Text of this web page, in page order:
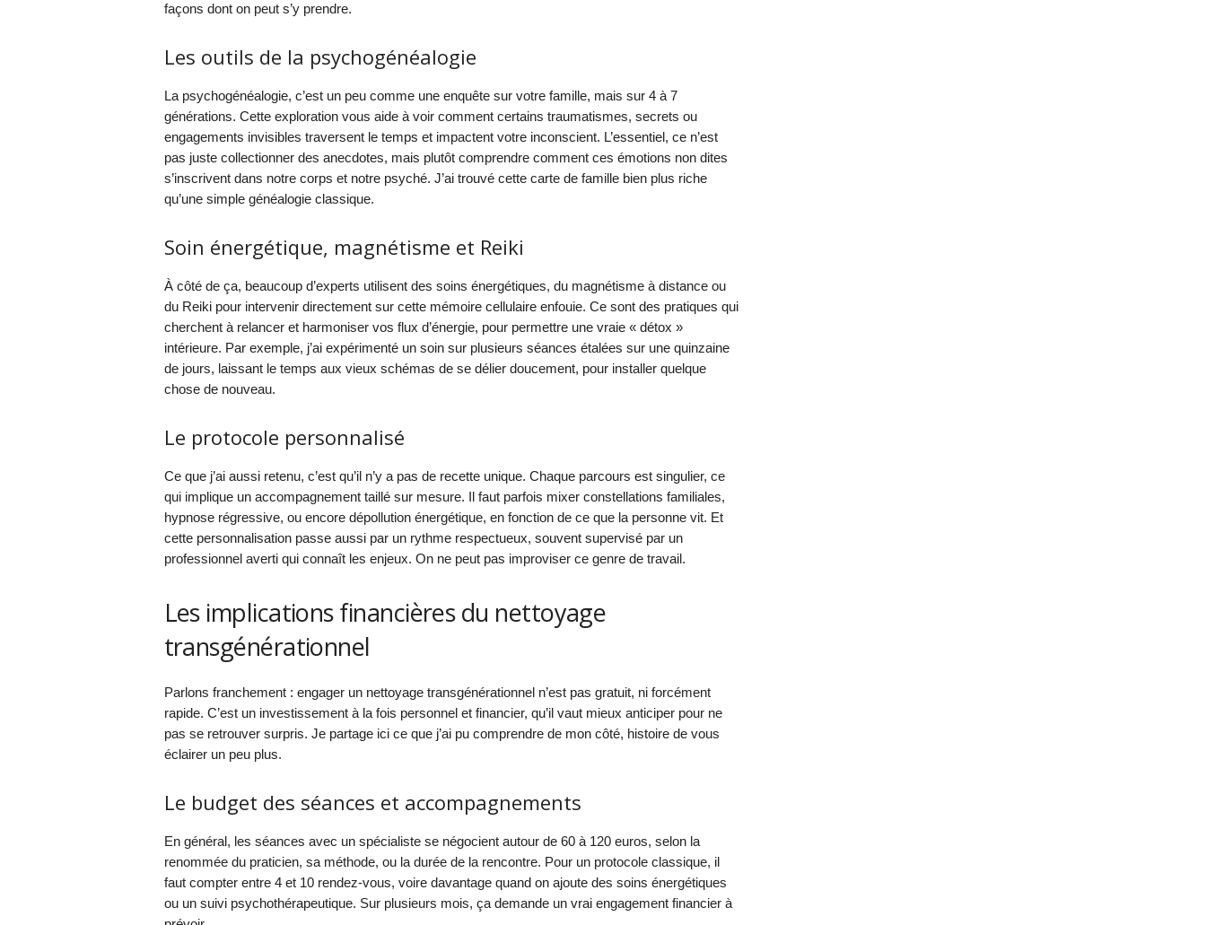
façons dont on peut s’y prendre.
Les outils de la psychogénéalogie
La psychogénéalogie, c’est un peu comme une enquête sur votre famille, mais sur 4 à 7
générations. Cette exploration vous aide à voir comment certains traumatismes, secrets ou
engagements invisibles traversent le temps et impactent votre inconscient. L’essentiel, ce n’est
pas juste collectionner des anecdotes, mais plutôt comprendre comment ces émotions non dites
s’inscrivent dans notre corps et notre psyché. J’ai trouvé cette carte de famille bien plus riche
qu’une simple généalogie classique.
Soin énergétique, magnétisme et Reiki
À côté de ça, beaucoup d’experts utilisent des soins énergétiques, du magnétisme à distance ou
du Reiki pour intervenir directement sur cette mémoire cellulaire enfouie. Ce sont des pratiques qui
cherchent à relancer et harmoniser vos flux d’énergie, pour permettre une vraie « détox »
intérieure. Par exemple, j’ai expérimenté un soin sur plusieurs séances étalées sur une quinzaine
de jours, laissant le temps aux vieux schémas de se délier doucement, pour installer quelque
chose de nouveau.
Le protocole personnalisé
Ce que j’ai aussi retenu, c’est qu’il n’y a pas de recette unique. Chaque parcours est singulier, ce
qui implique un accompagnement taillé sur mesure. Il faut parfois mixer constellations familiales,
hypnose régressive, ou encore dépollution énergétique, en fonction de ce que la personne vit. Et
cette personnalisation passe aussi par un rythme respectueux, souvent supervisé par un
professionnel averti qui connaît les enjeux. On ne peut pas improviser ce genre de travail.
Les implications financières du nettoyage
transgénérationnel
Parlons franchement : engager un nettoyage transgénérationnel n’est pas gratuit, ni forcément
rapide. C’est un investissement à la fois personnel et financier, qu’il vaut mieux anticiper pour ne
pas se retrouver surpris. Je partage ici ce que j’ai pu comprendre de mon côté, histoire de vous
éclairer un peu plus.
Le budget des séances et accompagnements
En général, les séances avec un spécialiste se négocient autour de 60 à 120 euros, selon la
renommée du praticien, sa méthode, ou la durée de la rencontre. Pour un protocole classique, il
faut compter entre 4 et 10 rendez-vous, voire davantage quand on ajoute des soins énergétiques
ou un suivi psychothérapeutique. Sur plusieurs mois, ça demande un vrai engagement financier à